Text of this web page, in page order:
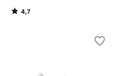
4,7
/